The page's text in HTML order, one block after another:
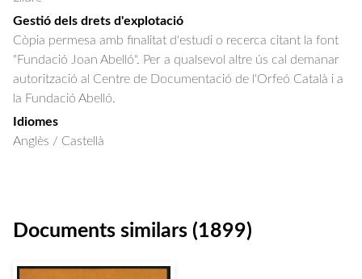
Gestió dels drets d'explotació
Còpia permesa amb finalitat d'estudi o recerca citant la font
"Fundació Joan Abelló". Per a qualsevol altre ús cal demanar
autorització al Centre de Documentació de l'Orfeó Català i a
la Fundació Abelló.
Idiomes
Anglès / Castellà
Documents similars (1899)